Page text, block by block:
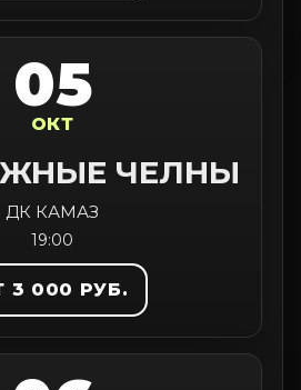
05
ОКТ
ЧЕЛНЫ
ДК КАМАЗ
19:00
3 000 РУБ.